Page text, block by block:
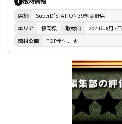
i
店舗
SuperD'STATION 39筑紫野店
エリア
福岡県 取材日
2024年8月3日
取材企画
POP番付、★